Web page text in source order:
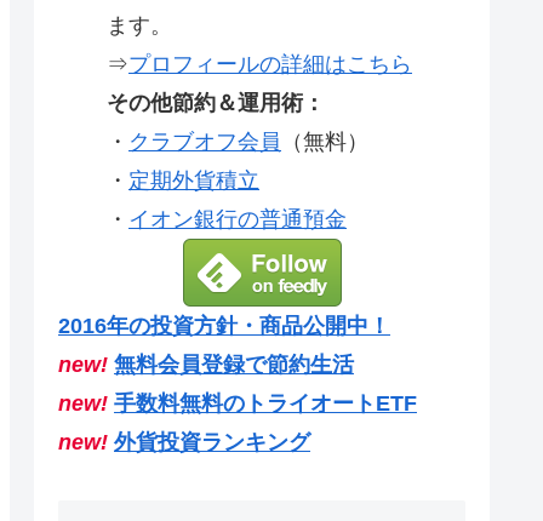
ます。
⇒プロフィールの詳細はこちら
その他節約＆運用術：
・ クラブオフ会員 （無料）
・ 定期外貨積立
・ イオン銀行の普通預金
2016年の投資方針・商品公開中！
new! 無料会員登録で節約生活
new! 手数料無料のトライオートETF
new! 外貨投資ランキング